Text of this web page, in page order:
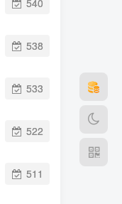
540
538
533
522
511